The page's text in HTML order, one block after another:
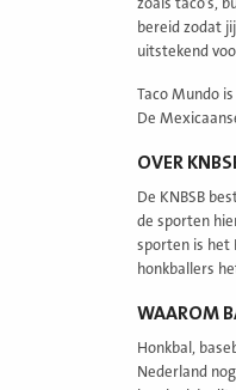
zoals taco’s,
bereid zodat
uitstekend
Taco Mundo
De
OVER
De KNBSB
de sporten
sporten is het
honkballers
WAAROM
Honkbal,
Nederland